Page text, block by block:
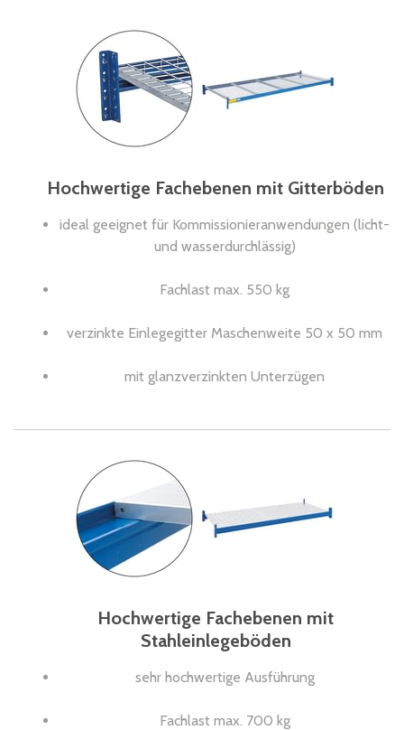
Hochwertige Fachebenen mit Gitterböden
ideal geeignet für Kommissionieranwendungen (licht-
und wasserdurchlässig)
Fachlast max. 550 kg
verzinkte Einlegegitter Maschenweite 50 x 50 mm
mit glanzverzinkten Unterzügen
Hochwertige Fachebenen mit
Stahleinlegeböden
sehr hochwertige Ausführung
Fachlast max. 700 kg